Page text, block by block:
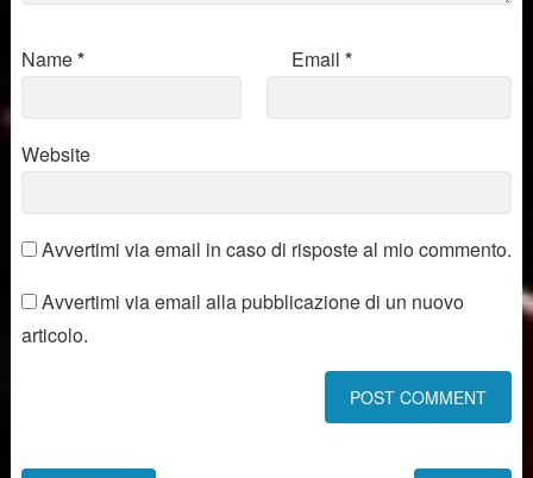
Name* Email *
Website
Avvertimi via email in caso di risposte al mio commento.
Avvertimi via email alla pubblicazione di un nuovo
articolo.